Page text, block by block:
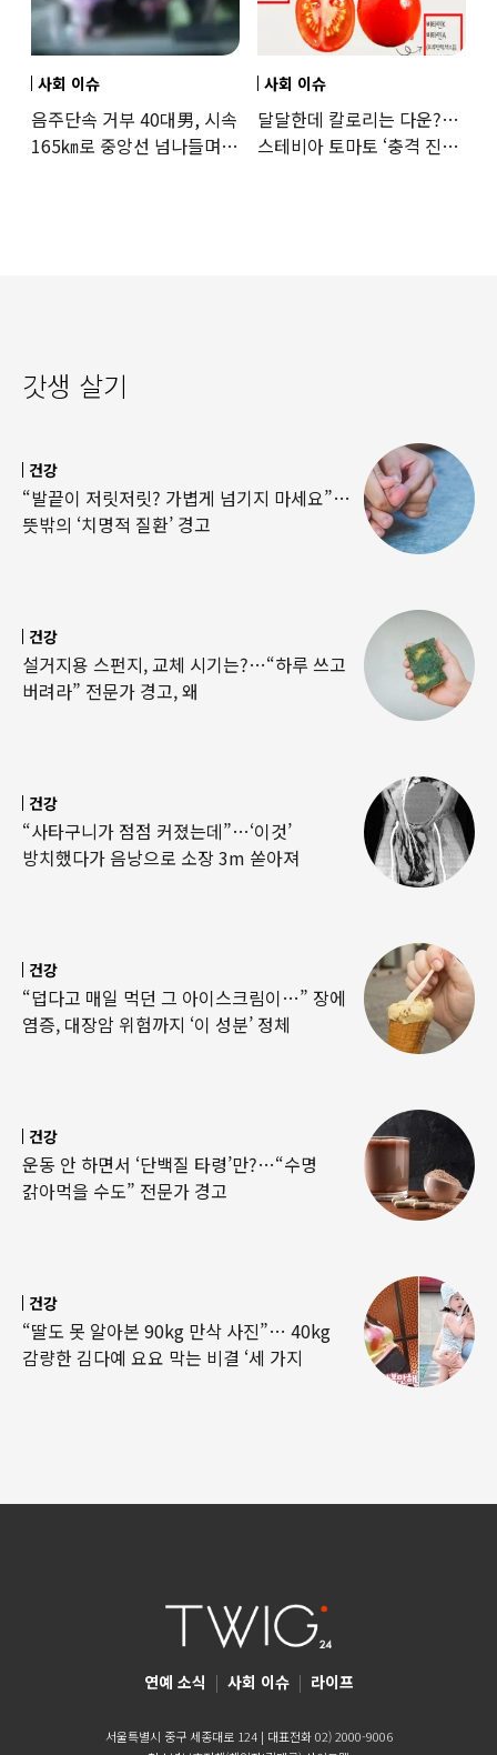
사회 이슈
음주단속 거부 40대男, 시속
165㎞로 중앙선 넘나들며
사회 이슈
달달한데 칼로리는 다운?…
스테비아 토마토 ‘충격 진실’
갓생 살기
건강
“발끝이 저릿저릿? 가볍게 넘기지 마세요”…
뜻밖의 ‘치명적 질환’ 경고
건강
설거지용 스펀지, 교체 시기는?…“하루 쓰고
버려라” 전문가 경고, 왜
건강
“사타구니가 점점 커졌는데”…‘이것’
방치했다가 음낭으로 소장 3m 쏟아져
건강
“덥다고 매일 먹던 그 아이스크림이…” 장에
염증, 대장암 위험까지 ‘이 성분’ 정체
건강
운동 안 하면서 ‘단백질 타령’만?…“수명
갉아먹을 수도” 전문가 경고
건강
“딸도 못 알아본 90kg 만삭 사진”… 40kg
감량한 김다예 요요 막는 비결 ‘세 가지
연예 소식 | 사회 이슈 | 라이프
서울특별시 중구 세종대로 124 | 대표전화 02) 2000-9006